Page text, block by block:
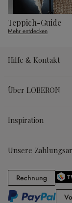
Teppich-Guide
Mehr entdecken
Hilfe & Kontakt
Über LOBERON
Inspiration
Unsere
Rechnung